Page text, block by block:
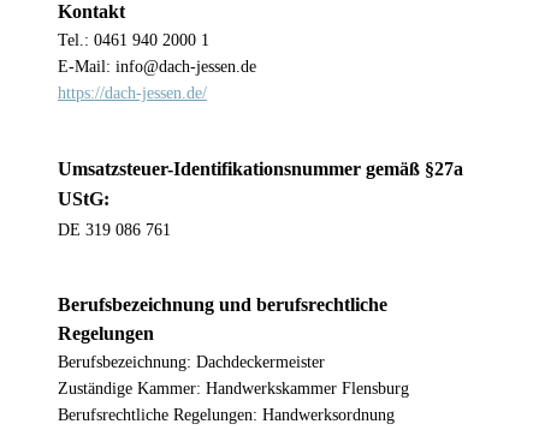
Kontakt
Tel.: 0461 940 2000 1
E-Mail: info@dach-jessen.de
https://dach-jessen.de/
Umsatzsteuer-Identifikationsnummer gemäß §27a
UStG:
DE 319 086 761
Berufsbezeichnung und berufsrechtliche
Regelungen
Berufsbezeichnung: Dachdeckermeister
Zuständige Kammer: Handwerkskammer Flensburg
Berufsrechtliche Regelungen: Handwerksordnung